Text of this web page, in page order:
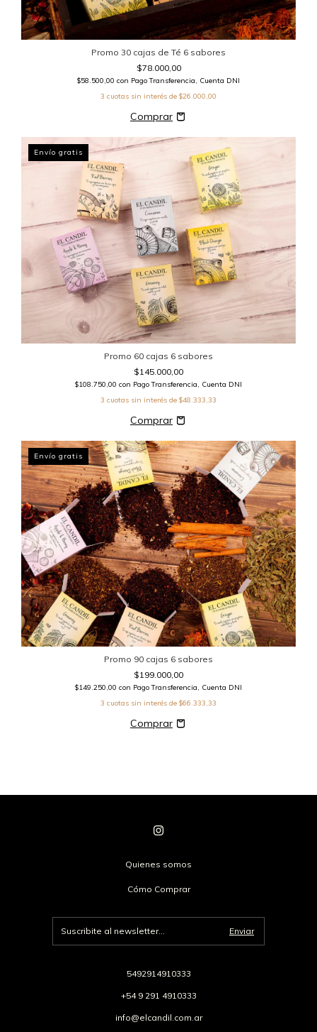
Promo 30 cajas de Té 6 sabores
$78.000,00
$58.500,00 con Pago Transferencia, Cuenta DNI
3 cuotas sin interés de $26.000,00
Envío gratis
Promo 60 cajas 6 sabores
$145.000,00
$108.750,00 con Pago Transferencia, Cuenta DNI
3 cuotas sin interés de $48.333,33
Envío gratis
Promo 90 cajas 6 sabores
$199.000,00
$149.250,00 con Pago Transferencia, Cuenta DNI
3 cuotas sin interés de $66.333,33
Quienes somos
Cómo Comprar
5492914910333
+54 9 291 4910333
info@elcandil.com.ar